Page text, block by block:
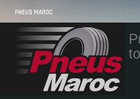
PNEUS MAROC VOS PNEUS AU MAROC LIVRÉS